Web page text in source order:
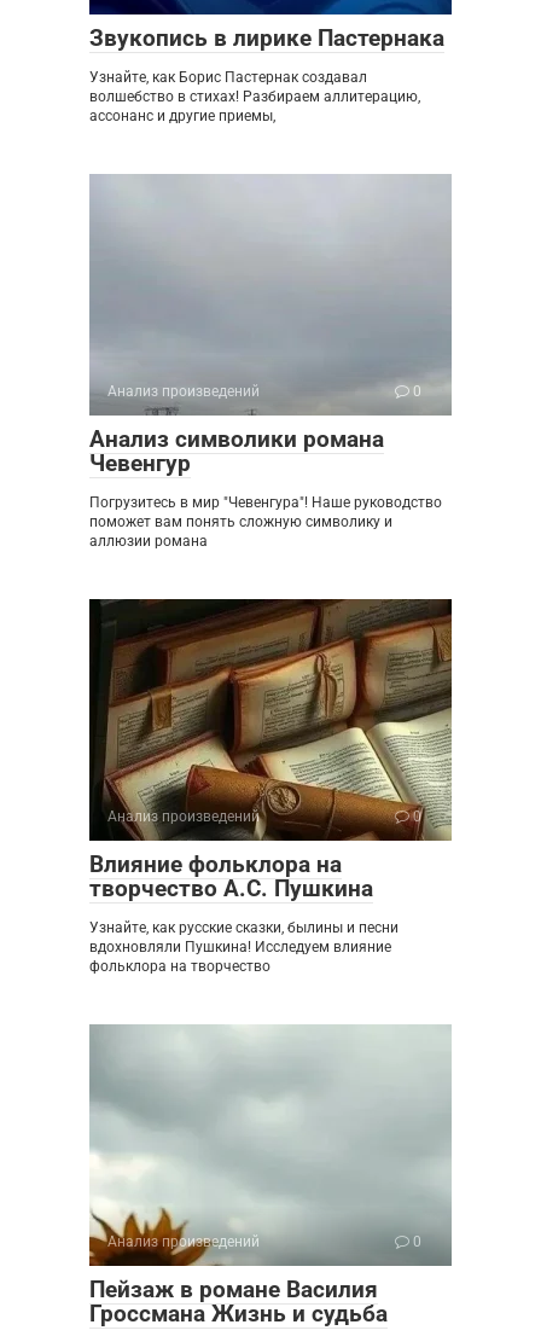
Звукопись в лирике Пастернака
Узнайте, как Борис Пастернак создавал
волшебство в стихах! Разбираем аллитерацию,
ассонанс и другие приемы,
Анализ произведений 0
Анализ символики романа
Чевенгур
Погрузитесь в мир "Чевенгура"! Наше руководство
поможет вам понять сложную символику и
аллюзии романа
Анализ произведений 0
Влияние фольклора на
творчество А.С. Пушкина
Узнайте, как русские сказки, былины и песни
вдохновляли Пушкина! Исследуем влияние
фольклора на творчество
Анализ произведений 0
Пейзаж в романе Василия
Гроссмана Жизнь и судьба